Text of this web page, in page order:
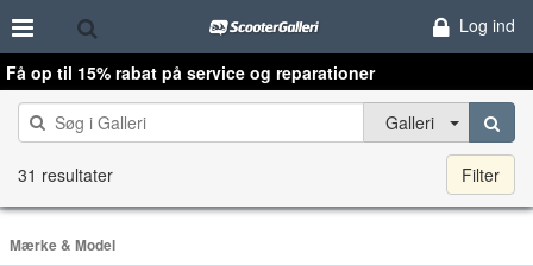
Log ind
Få op til 15% rabat på service og reparationer
Galleri
31 resultater Filter
Mærke & Model